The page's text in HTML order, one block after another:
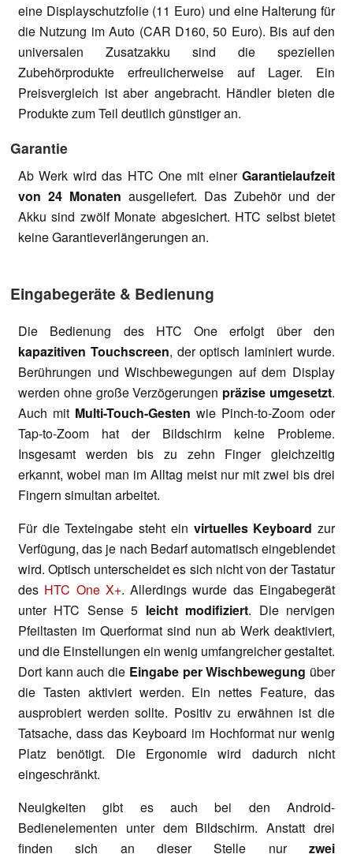
eine Displayschutzfolie (11 Euro) und eine Halterung für
die Nutzung im Auto (CAR D160, 50 Euro). Bis auf den
universalen Zusatzakku sind die speziellen
Zubehörprodukte erfreulicherweise auf Lager. Ein
Preisvergleich ist aber angebracht. Händler bieten die
Produkte zum Teil deutlich günstiger an.
Garantie
Ab Werk wird das HTC One mit einer Garantielaufzeit
von 24 Monaten ausgeliefert. Das Zubehör und der
Akku sind zwölf Monate abgesichert. HTC selbst bietet
keine Garantieverlängerungen an.
Eingabegeräte & Bedienung
Die Bedienung des HTC One erfolgt über den
kapazitiven Touchscreen, der optisch laminiert wurde.
Berührungen und Wischbewegungen auf dem Display
werden ohne große Verzögerungen präzise umgesetzt.
Auch mit Multi-Touch-Gesten wie Pinch-to-Zoom oder
Tap-to-Zoom hat der Bildschirm keine Probleme.
Insgesamt werden bis zu zehn Finger gleichzeitig
erkannt, wobei man im Alltag meist nur mit zwei bis drei
Fingern simultan arbeitet.
Für die Texteingabe steht ein virtuelles Keyboard zur
Verfügung, das je nach Bedarf automatisch eingeblendet
wird. Optisch unterscheidet es sich nicht von der Tastatur
des HTC One X+. Allerdings wurde das Eingabegerät
unter HTC Sense 5 leicht modifiziert. Die nervigen
Pfeiltasten im Querformat sind nun ab Werk deaktiviert,
und die Einstellungen ein wenig umfangreicher gestaltet.
Dort kann auch die Eingabe per Wischbewegung über
die Tasten aktiviert werden. Ein nettes Feature, das
ausprobiert werden sollte. Positiv zu erwähnen ist die
Tatsache, dass das Keyboard im Hochformat nur wenig
Platz benötigt. Die Ergonomie wird dadurch nicht
eingeschränkt.
Neuigkeiten gibt es auch bei den Android-
Bedienelementen unter dem Bildschirm. Anstatt drei
finden sich an dieser Stelle nur zwei